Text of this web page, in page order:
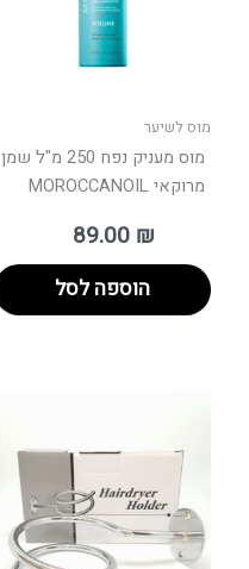
מוס לשיער
מוס מעניק נפח 250 מ"ל שמן
מרוקאי MOROCCANOIL
89.00 ₪
הוספה לסל